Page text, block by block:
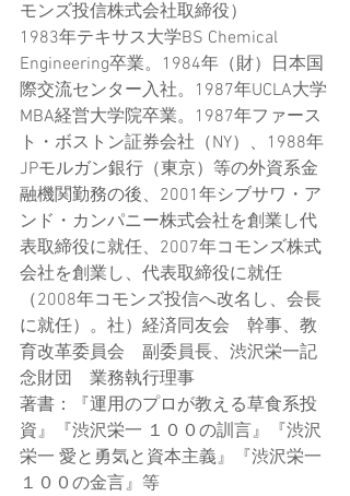
モンズ投信株式会社取締役）
1983年テキサス大学BS Chemical
Engineering卒業。1984年（財）日本国
際交流センター入社。1987年UCLA大学
MBA経営大学院卒業。1987年ファース
ト・ボストン証券会社（NY）、1988年
JPモルガン銀行（東京）等の外資系金
融機関勤務の後、2001年シブサワ・ア
ンド・カンパニー株式会社を創業し代
表取締役に就任、2007年コモンズ株式
会社を創業し、代表取締役に就任
（2008年コモンズ投信へ改名し、会長
に就任）。社）経済同友会　幹事、教
育改革委員会　副委員長、渋沢栄一記
念財団　業務執行理事
著書：『運用のプロが教える草食系投
資』『渋沢栄一 １００の訓言』『渋沢
栄一 愛と勇気と資本主義』『渋沢栄一
１００の金言』等